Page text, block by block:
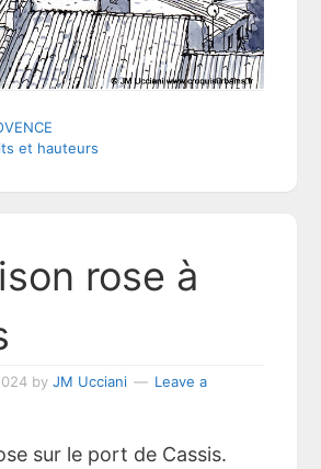
et hauteurs
rose à
byJM Ucciani
Leave a
sur le port de Cassis.